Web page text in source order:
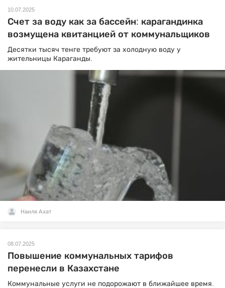
10.07.2025
Счет за воду как за бассейн: карагандинка
возмущена квитанцией от коммунальщиков
Десятки тысяч тенге требуют за холодную воду у
жительницы Караганды.
Наиля Ахат
08.07.2025
Повышение коммунальных тарифов
перенесли в Казахстане
Коммунальные услуги не подорожают в ближайшее время.